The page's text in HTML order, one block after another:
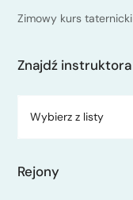
Zimowy kurs taternicki
Znajdź instruktora
Wybierz z listy
Rejony